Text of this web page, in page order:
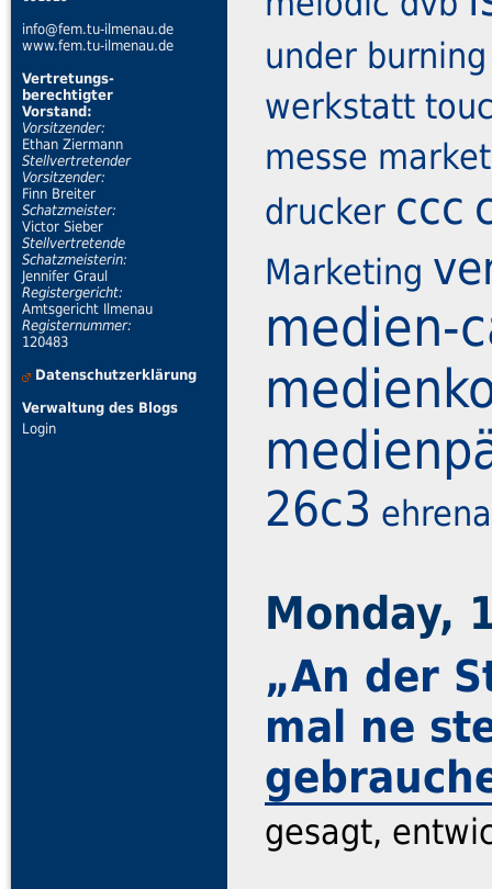
info@fem.tu-ilmenau.de
www.fem.tu-ilmenau.de
Vertretungs-
berechtigter
Vorstand:
Vorsitzender:
Ethan Ziermann
Stellvertretender
Vorsitzender:
Finn Breiter
Schatzmeister:
Victor Sieber
Stellvertretende
Schatzmeisterin:
Jennifer Graul
Registergericht:
Amtsgericht Ilmenau
Registernummer:
120483
Datenschutzerklärung
Verwaltung des Blogs
Login
under
werkstatt
messe
drucker ccc
Marketing
medien-
26c3
Monday,
„An der
mal ne
gesagt,